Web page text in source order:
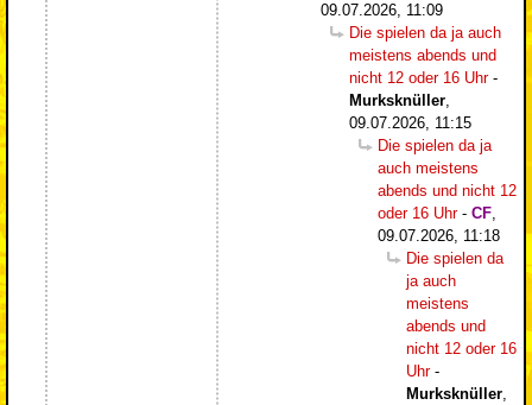
09.07.2026, 11:09
Die spielen da ja auch
meistens abends und
nicht 12 oder 16 Uhr-
Murksknüller,
09.07.2026, 11:15
Die spielen da ja
auch meistens
abends und nicht 12
oder 16 Uhr- CF,
09.07.2026, 11:18
Die spielen da
ja auch
meistens
abends und
nicht 12 oder 16
Uhr-
Murksknüller,